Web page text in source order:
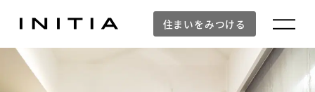
住まいをみつける